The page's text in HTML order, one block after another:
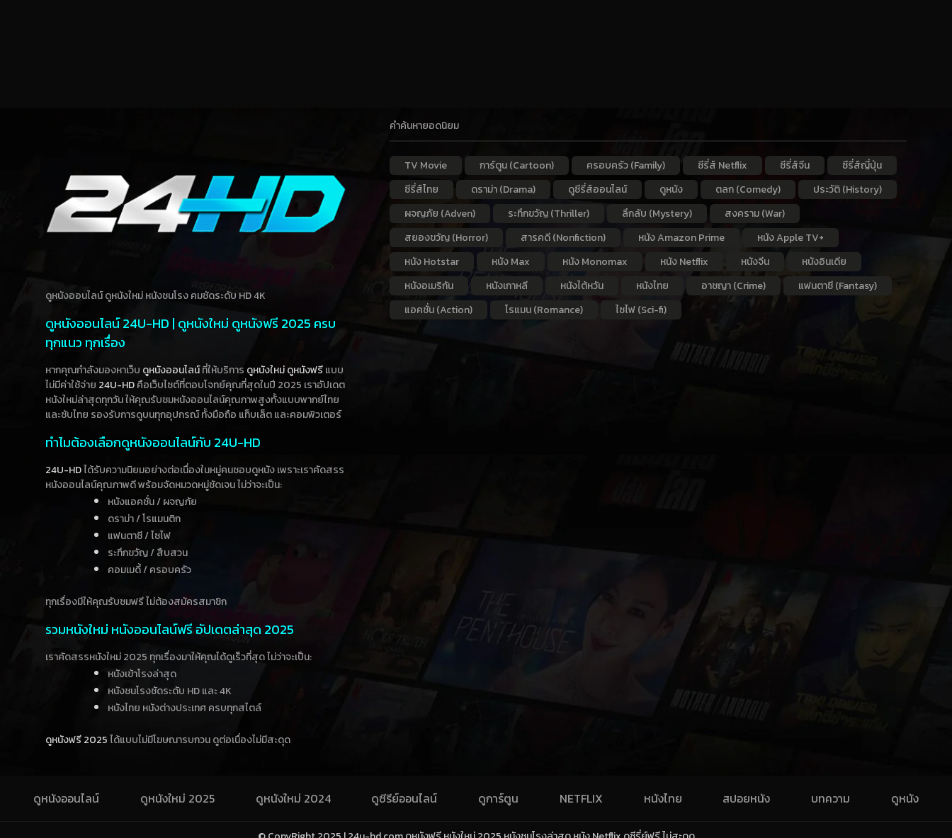
ดูหนังออนไลน์ ดูหนังใหม่ หนังชนโรง คมชัดระดับ HD 4K
ดูหนังออนไลน์ 24U-HD | ดูหนังใหม่ ดูหนังฟรี 2025 ครบ
ทุกแนว ทุกเรื่อง
หากคุณกำลังมองหาเว็บ ดูหนังออนไลน์ที่ให้บริการ ดูหนังใหม่ดูหนังฟรีแบบ
ไม่มีค่าใช้จ่าย 24U-HDคือเว็บไซต์ที่ตอบโจทย์คุณที่สุดในปี 2025 เราอัปเดต
หนังใหม่ล่าสุดทุกวัน ให้คุณรับชมหนังออนไลน์คุณภาพสูงทั้งแบบพากย์ไทย
และซับไทย รองรับการดูบนทุกอุปกรณ์ ทั้งมือถือ แท็บเล็ต และคอมพิวเตอร์
ทำไมต้องเลือกดูหนังออนไลน์กับ 24U-HD
24U-HDได้รับความนิยมอย่างต่อเนื่องในหมู่คนชอบดูหนัง เพราะเราคัดสรร
หนังออนไลน์คุณภาพดี พร้อมจัดหมวดหมู่ชัดเจน ไม่ว่าจะเป็น:
หนังแอคชั่น / ผจญภัย
ดราม่า / โรแมนติก
แฟนตาซี / ไซไฟ
ระทึกขวัญ / สืบสวน
คอมเมดี้ / ครอบครัว
ทุกเรื่องมีให้คุณรับชมฟรี ไม่ต้องสมัครสมาชิก
รวมหนังใหม่ หนังออนไลน์ฟรี อัปเดตล่าสุด 2025
เราคัดสรรหนังใหม่ 2025 ทุกเรื่องมาให้คุณได้ดูเร็วที่สุด ไม่ว่าจะเป็น:
หนังเข้าโรงล่าสุด
หนังชนโรงชัดระดับ HD และ 4K
หนังไทย หนังต่างประเทศ ครบทุกสไตล์
ดูหนังฟรี 2025ได้แบบไม่มีโฆษณารบกวน ดูต่อเนื่องไม่มีสะดุด
คำค้นหายอดนิยม
TV Movie การ์ตูน (Cartoon) ครอบครัว (Family) ซีรี่ส์ Netflix ซีรี่ส์จีน
ซีรี่ส์ญี่ปุ่น
ซีรี่ส์ไทย
ดราม่า (Drama) ดูซีรี่ส์ออนไลน์ ดูหนัง ตลก (Comedy)
ประวัติ (History)
ผจญภัย (Adven)
ระทึกขวัญ (Thriller) ลึกลับ (Mystery)
สงคราม (War)
สยองขวัญ (Horror)
สารคดี (Nonfiction) หนัง Amazon Prime
หนัง Apple TV+
หนัง Hotstar
หนัง Max หนัง Monomax หนัง Netflix หนังจีน
หนังอินเดีย
หนังอเมริกัน
หนังเกาหลี หนังไต้หวัน หนังไทย อาชญา (Crime)
แฟนตาซี (Fantasy)
แอคชั่น (Action)
โรแมน (Romance) ไซไฟ (Sci-fi)
ดูหนังออนไลน์ ดูหนังใหม่ 2025 ดูหนังใหม่ 2024 ดูซีรีย์ออนไลน์ ดูการ์ตูน NETFLIX หนังไทย สปอยหนัง บทความ ดูหนัง